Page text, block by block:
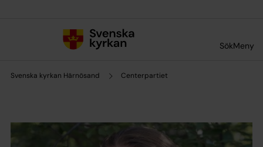
SökMeny
Svenska kyrkan Härnösand Centerpartiet